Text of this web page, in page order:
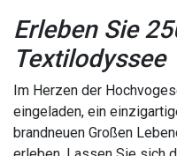
Erleben Sie
Textilodyssee
Im Herzen der
eingeladen, ein
brandneuen Großen